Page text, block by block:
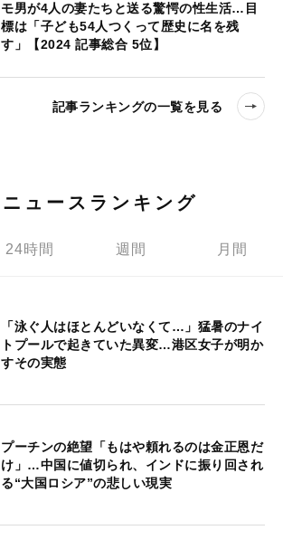
モ男が4人の妻たちと送る驚愕の性生活…目
標は「子ども54人つくって歴史に名を残
す」【2024 記事総合 5位】
記事ランキングの一覧を見る
ニュースランキング
24時間 週間 月間
「泳ぐ人はほとんどいなくて…」猛暑のナイ
トプールで起きていた異変…港区女子が明か
すその実態
プーチンの絶望「もはや頼れるのは金正恩だ
け」…中国に値切られ、インドに振り回され
る“大国ロシア”の悲しい現実